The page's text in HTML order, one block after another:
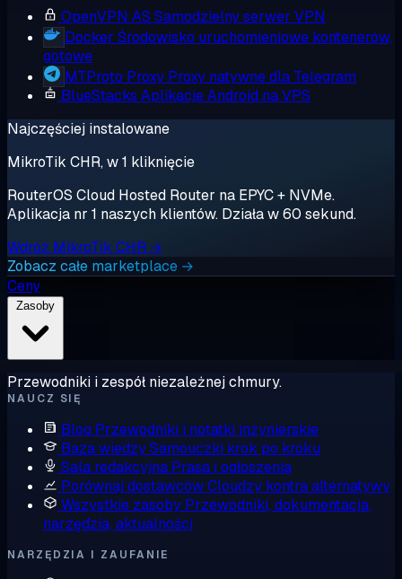
OpenVPN AS Samodzielny serwer VPN
Docker Środowisko uruchomieniowe kontenerów,
gotowe
MTProto Proxy Proxy natywne dla Telegram
BlueStacks Aplikacje Android na VPS
Najczęściej instalowane
MikroTik CHR, w 1 kliknięcie
RouterOS Cloud Hosted Router na EPYC + NVMe.
Aplikacja nr 1 naszych klientów. Działa w 60 sekund.
Wdróż MikroTik CHR →
Zobacz całe marketplace →
Ceny
Przewodniki i zespół niezależnej chmury.
NAUCZ SIĘ
Blog Przewodniki i notatki inżynierskie
Baza wiedzySamouczki krok po kroku
Sala redakcyjna Prasa i ogłoszenia
Porównaj dostawcówCloudzy kontra alternatywy
Wszystkie zasoby Przewodniki, dokumentacja,
narzędzia, aktualności
NARZĘDZIA I ZAUFANIE